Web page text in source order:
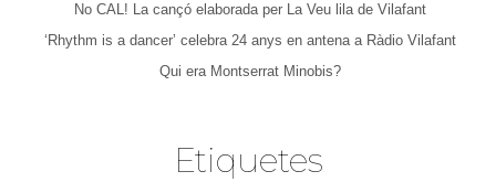
No CAL! La cançó elaborada per La Veu lila de Vilafant
‘Rhythm is a dancer’ celebra 24 anys en antena a Ràdio Vilafant
Qui era Montserrat Minobis?
Etiquetes